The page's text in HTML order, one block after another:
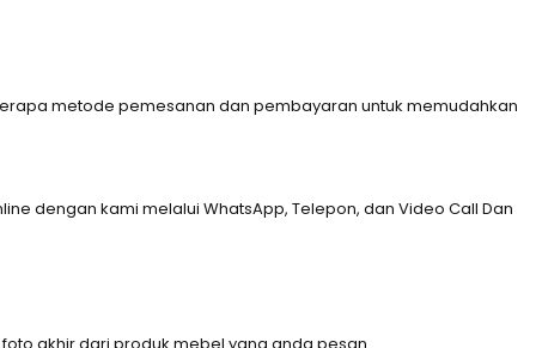
metode pemesanan dan pembayaran untuk memudahkan
dengan kami melalui WhatsApp, Telepon, dan Video Call Dan
akhir dari produk mebel yang anda pesan.